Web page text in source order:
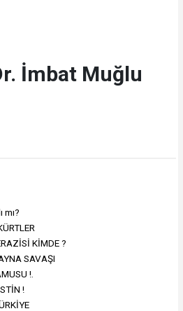
İmbat Muğlu
mı?
KİMDE ?
SAVAŞI
!.
!